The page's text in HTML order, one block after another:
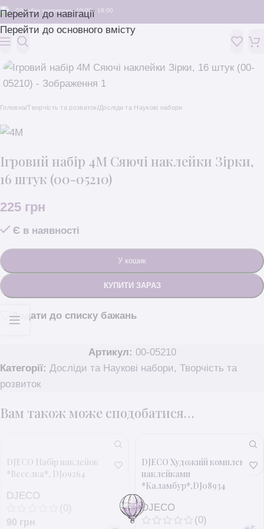
Перейти до навігації
Перейти до основного вмісту
Обробка замовлень: 10:00 - 19:00
Головна/Творчість та розвиток/Досліди та Наукові набори
Ігровий набір 4M Сяючі наклейки Зірки,
16 штук (00-05210)
225 грн
Є в наявності
У кошик
КУПИТИ ЗАРАЗ
Додати до списку бажань
Артикул: 00-05210
Категорії: Досліди та Наукові набори, Творчість та
розвиток
Вам також може сподобатися…
DJECO Набір наклейок
*Веселка*, DJ09264
DJECO
(0)
90 грн
DJECO Художній комплект з
наклейками
*Каламбур*,DJ08934
DJECO
(0)